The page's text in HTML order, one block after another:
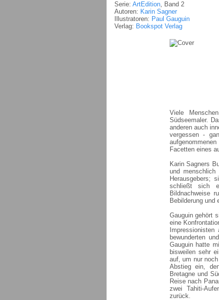
Serie: ArtEdition, Band 2
Autoren: Karin Sagner
Illustratoren: Paul Gauguin
Verlag: Bookspot Verlag
Viele
Südseemaler.
anderen auch
vergessen -
Facetten eines
Karin Sagners
und
Herausgebers;
schließt sich
Bildnachweise
Bebilderung und
Gauguin gehört
eine
bewunderten
Gauguin hatte
bisweilen sehr
auf, um nur
Abstieg ein,
Bretagne und
Reise nach
zwei Tahiti-
zurück.